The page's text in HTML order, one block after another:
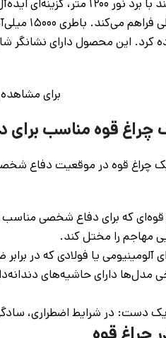
محصول دارای نشانگر شارژ، هارد کیس فلزی
برای
چراغ قوه مناسب
یک چراغ قوه در موقعیت دفاع
مهاجم را مختل کند.
آلومینیومی یا فولادی که در
مدل‌ها دارای حاشیه‌های
دست: در شرایط اضطراری،